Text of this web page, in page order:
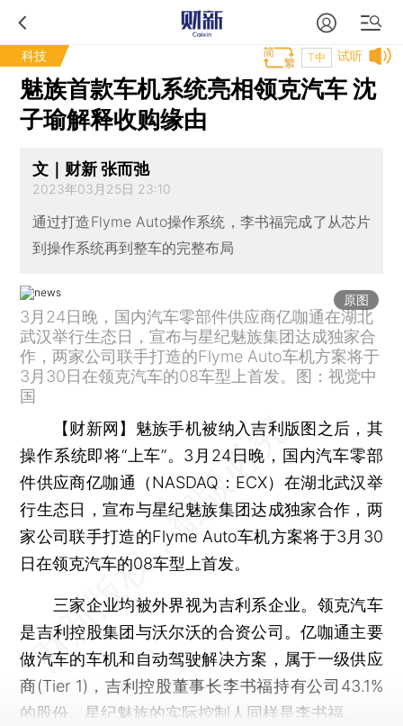
科技 试听
T中
魅族首款车机系统亮相领克汽车 沈
子瑜解释收购缘由
文｜财新 张而弛
2023年03月25日 23:10
通过打造Flyme Auto操作系统，李书福完成了从芯片
到操作系统再到整车的完整布局
原图
3月24日晚，国内汽车零部件供应商亿咖通在湖北
武汉举行生态日，宣布与星纪魅族集团达成独家合
作，两家公司联手打造的Flyme Auto车机方案将于
3月30日在领克汽车的08车型上首发。图：视觉中
国
【财新网】 魅族手机被纳入吉利版图之后，其
操作系统即将“上车”。3月24日晚，国内汽车零部
件供应商亿咖通（NASDAQ：ECX）在湖北武汉举
行生态日，宣布与星纪魅族集团达成独家合作，两
家公司联手打造的Flyme Auto车机方案将于3月30
日在领克汽车的08车型上首发。
三家企业均被外界视为吉利系企业。领克汽车
是吉利控股集团与沃尔沃的合资公司。亿咖通主要
做汽车的车机和自动驾驶解决方案，属于一级供应
商(Tier 1)，吉利控股董事长李书福持有公司43.1%
的股份。星纪魅族的实际控制人同样是李书福。